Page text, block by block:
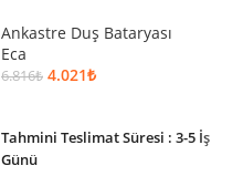
Ankastre Duş Bataryası
Eca
6.816₺ 4.021₺
Tahmini Teslimat Süresi : 3-5 İş
Günü